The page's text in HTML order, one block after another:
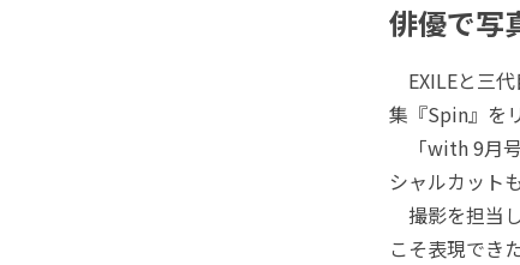
俳優で写
EXILEと三
集『Spin』を
「with 9月
シャルカット
撮影を担当
こそ表現でき